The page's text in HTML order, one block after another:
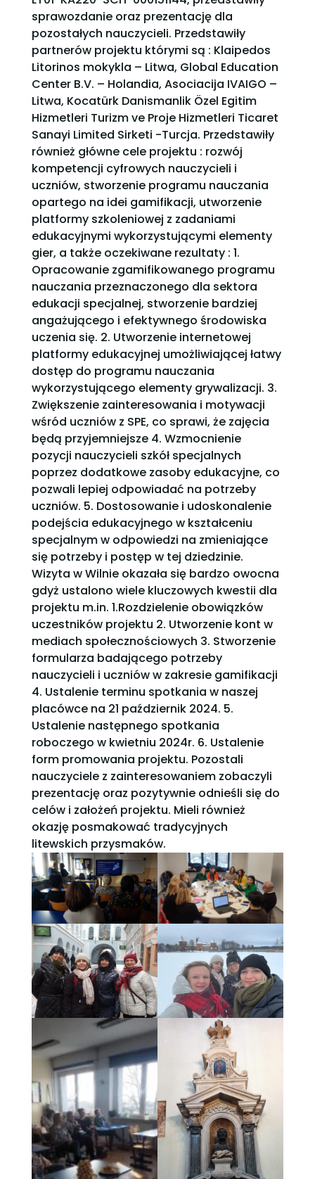
sprawozdanie oraz prezentację dla
pozostałych nauczycieli. Przedstawiły
partnerów projektu którymi są : Klaipedos
Litorinos mokykla – Litwa, Global Education
Center B.V. – Holandia, Asociacija IVAIGO –
Litwa, Kocatürk Danismanlik Özel Egitim
Hizmetleri Turizm ve Proje Hizmetleri Ticaret
Sanayi Limited Sirketi -Turcja. Przedstawiły
również główne cele projektu : rozwój
kompetencji cyfrowych nauczycieli i
uczniów, stworzenie programu nauczania
opartego na idei gamifikacji, utworzenie
platformy szkoleniowej z zadaniami
edukacyjnymi wykorzystującymi elementy
gier, a także oczekiwane rezultaty : 1.
Opracowanie zgamifikowanego programu
nauczania przeznaczonego dla sektora
edukacji specjalnej, stworzenie bardziej
angażującego i efektywnego środowiska
uczenia się. 2. Utworzenie internetowej
platformy edukacyjnej umożliwiającej łatwy
dostęp do programu nauczania
wykorzystującego elementy grywalizacji. 3.
Zwiększenie zainteresowania i motywacji
wśród uczniów z SPE, co sprawi, że zajęcia
będą przyjemniejsze 4. Wzmocnienie
pozycji nauczycieli szkół specjalnych
poprzez dodatkowe zasoby edukacyjne, co
pozwali lepiej odpowiadać na potrzeby
uczniów. 5. Dostosowanie i udoskonalenie
podejścia edukacyjnego w kształceniu
specjalnym w odpowiedzi na zmieniające
się potrzeby i postęp w tej dziedzinie.
Wizyta w Wilnie okazała się bardzo owocna
gdyż ustalono wiele kluczowych kwestii dla
projektu m.in. 1.Rozdzielenie obowiązków
uczestników projektu 2. Utworzenie kont w
mediach społecznościowych 3. Stworzenie
formularza badającego potrzeby
nauczycieli i uczniów w zakresie gamifikacji
4. Ustalenie terminu spotkania w naszej
placówce na 21 październik 2024. 5.
Ustalenie następnego spotkania
roboczego w kwietniu 2024r. 6. Ustalenie
form promowania projektu. Pozostali
nauczyciele z zainteresowaniem zobaczyli
prezentację oraz pozytywnie odnieśli się do
celów i założeń projektu. Mieli również
okazję posmakować tradycyjnych
litewskich przysmaków.